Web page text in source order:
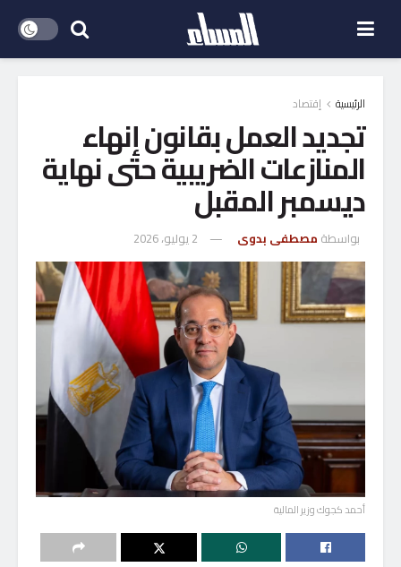
الرئيسية إقتصاد
تجديد العمل بقانون إنهاء
المنازعات الضريبية حتى نهاية
ديسمبر المقبل
بواسطة مصطفى بدوى 2 يوليو، 2026
أحمد كجوك وزير المالية